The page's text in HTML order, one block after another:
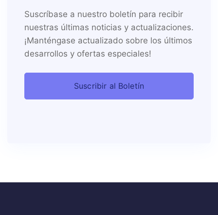
Suscríbase a nuestro boletín para recibir
nuestras últimas noticias y actualizaciones.
¡Manténgase actualizado sobre los últimos
desarrollos y ofertas especiales!